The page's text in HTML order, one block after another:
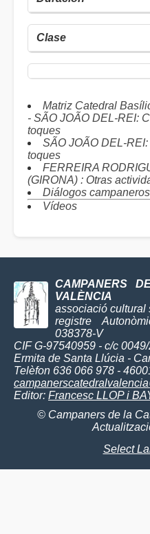
Matriz Catedral
- SÃO JOÃO DEL-REI:
toques
SÃO JOÃO DEL-
toques
FERREIRA
(GIRONA) : Otras
Diálogos
Vídeos
CAMPANERS
VALÈNCIA
associació cultural
registre
038378-V
CIF G-97540959 - c/c
Ermita de Santa Llúcia -
Telèfon 636 066 978 -
Editor: Francesc LLOP i
© Campaners de la
Select